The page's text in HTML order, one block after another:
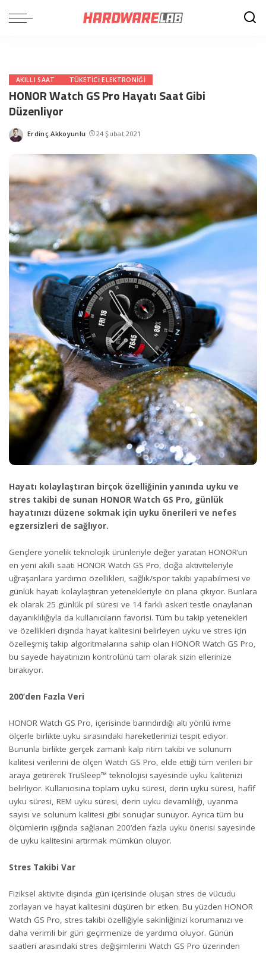
AKILLI SAAT TÜKETICI ELEKTRONIĞI
HONOR Watch GS Pro Hayatı Saat Gibi
Düzenliyor
Posted
Erdinç Akkoyunlu 24 Şubat 2021
Hayatı kolaylaştıran birçok özelliğinin yanında uyku ve
stres takibi de sunan HONOR Watch GS Pro, günlük
hayatınızı düzene sokmak için uyku önerileri ve nefes
egzersizleri de sağlıyor.
Gençlere yönelik teknolojik ürünleriyle değer yaratan HONOR’un
en yeni akıllı saati HONOR Watch GS Pro, doğa aktiviteleriyle
uğraşanlara yardımcı özellikleri, sağlık/spor takibi yapabilmesi ve
günlük hayatı kolaylaştıran yetenekleriyle ön plana çıkıyor. Bunlara
ek olarak 25 günlük pil süresi ve 14 farklı askeri testle onaylanan
dayanıklılığıyla da kullanıcıların favorisi. Tüm bu takip yetenekleri
ve özellikleri dışında hayat kalitesini belirleyen uyku ve stres için
özelleşmiş takip algoritmalarına sahip olan HONOR Watch GS Pro,
bu sayede hayatınızın kontrolünü tam olarak sizin ellerinize
bırakıyor.
200’den Fazla Veri
HONOR Watch GS Pro, içerisinde barındırdığı altı yönlü ivme
ölçerle birlikte uyku sırasındaki hareketlerinizi tespit ediyor.
Bununla birlikte gerçek zamanlı kalp ritim takibi ve solunum
kalitesi verilerini de ölçen Watch GS Pro, elde ettiği tüm verileri bir
araya getirerek TruSleep™ teknolojisi sayesinde uyku kalitenizi
belirliyor. Kullanıcısına toplam uyku süresi, derin uyku süresi, hafif
uyku süresi, REM uyku süresi, derin uyku devamlılığı, uyanma
sayısı ve solunum kalitesi gibi sonuçlar sunuyor. Ayrıca tüm bu
ölçümlerin ışığında sağlanan 200’den fazla uyku önerisi sayesinde
de uyku kalitesini artırmak mümkün oluyor.
Stres Takibi Var
Fiziksel aktivite dışında gün içerisinde oluşan stres de vücudu
zorlayan ve hayat kalitesini düşüren bir etken. Bu yüzden HONOR
Watch GS Pro, stres takibi özelliğiyle sakinliğinizi korumanızı ve
daha verimli bir gün geçirmenize de yardımcı oluyor. Günün
saatleri arasındaki stres değişimlerini Watch GS Pro üzerinden